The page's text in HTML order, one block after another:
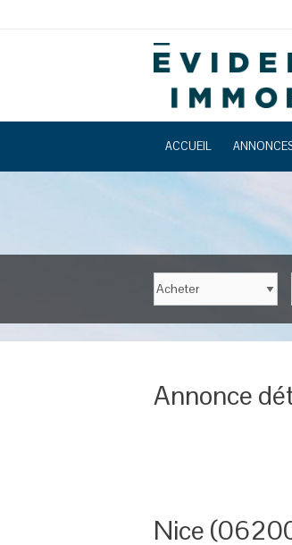
ACCUEIL
Annonce
Nice